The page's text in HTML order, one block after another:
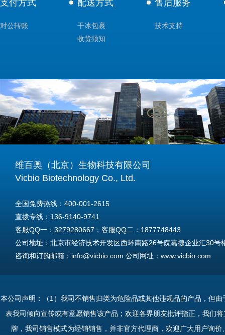
支付方式
对公转账
配送方式
干冰包裹
收货须知
售后服务
技术支持
维百奥（北京）生物科技有限公司
Vicbio Biotechnology Co., Ltd.
全国免费热线：400-001-2615
直拨专线：136-9140-9741
客服QQ一：3279280667；客服QQ二：1877748443
公司地址：北京市经济技术开发区西环南路26号院嘉捷企业汇30号
咨询和订购邮箱：info@vicbio.com 公司网址：www.vicbio.com
Tel: +86-13691409741
本公司声明：（1）我司不销售归类为危险品或其他违规品的产品，但
表我司倾向宣传或有意愿销售该产品；欢迎各界朋友批评指正，我们
牌，我司销售模式为经销销售，并非官方代理商，欢迎广大用户询